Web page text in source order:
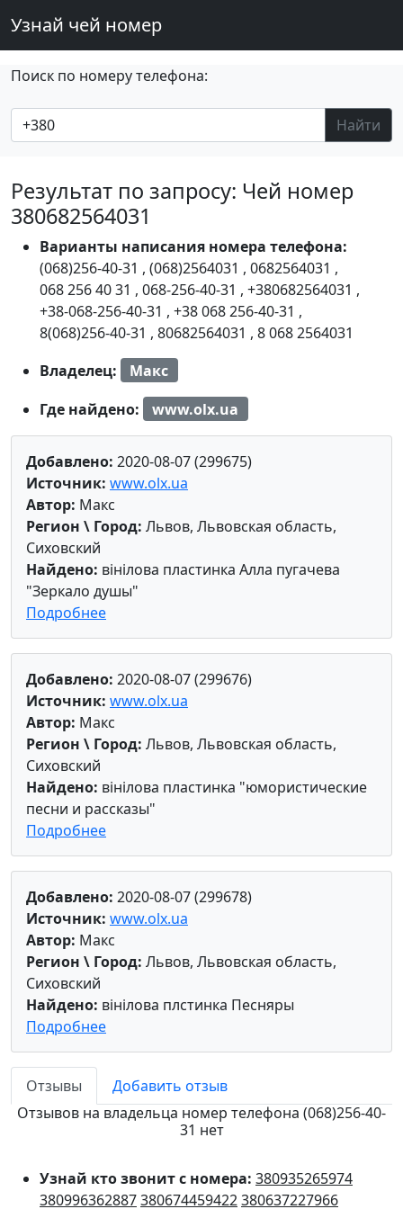
Узнай чей номер
Поиск по номеру телефона:
Найти
Результат по запросу: Чей номер
380682564031
Варианты написания номера телефона:
(068)256-40-31 , (068)2564031 , 0682564031 ,
068 256 40 31 , 068-256-40-31 , +380682564031 ,
+38-068-256-40-31 , +38 068 256-40-31 ,
8(068)256-40-31 , 80682564031 , 8 068 2564031
Владелец:
Макс
Где найдено:
www.olx.ua
Добавлено: 2020-08-07 (299675)
Источник: www.olx.ua
Автор: Макс
Регион \ Город: Львов, Львовская область,
Сиховский
Найдено: вінілова пластинка Алла пугачева
"Зеркало душы"
Подробнее
Добавлено: 2020-08-07 (299676)
Источник: www.olx.ua
Автор: Макс
Регион \ Город: Львов, Львовская область,
Сиховский
Найдено: вінілова пластинка "юмористические
песни и рассказы"
Подробнее
Добавлено: 2020-08-07 (299678)
Источник: www.olx.ua
Автор: Макс
Регион \ Город: Львов, Львовская область,
Сиховский
Найдено: вінілова плстинка Песняры
Подробнее
Отзывы
Добавить отзыв
Отзывов на владельца номер телефона (068)256-40-
31 нет
Узнай кто звонит с номера: 380935265974
380996362887380674459422380637227966